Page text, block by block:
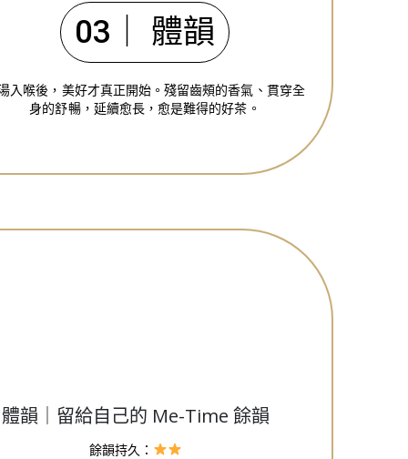
03｜ 體韻
入喉後，美好才真正開始。殘留齒頰的香氣、貫穿全
身的舒暢，延續愈長，愈是難得的好茶。
體韻｜留給自己的 Me-Time 餘韻
餘韻持久：